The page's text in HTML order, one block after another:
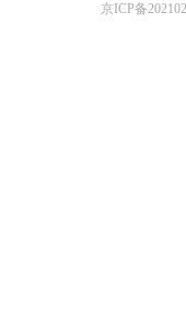
京ICP备